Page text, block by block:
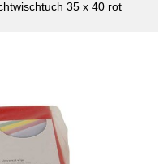
35 x 40 rot